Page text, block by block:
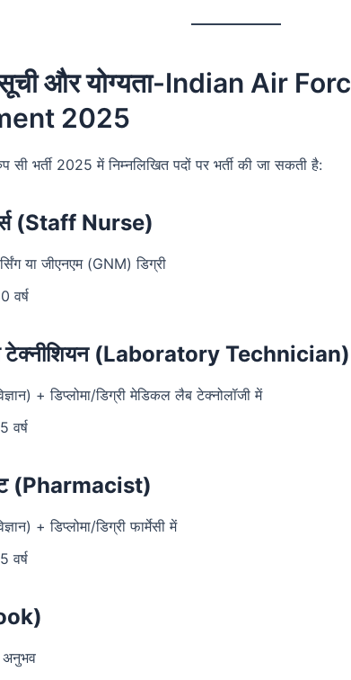
और योग्यता-Indian Air
2025
सी भर्ती 2025 में निम्नलिखित पदों पर भर्ती की जा सकती है:
(Staff Nurse)
या जीएनएम (GNM) डिग्री
वर्ष
टेक्नीशियन (Laboratory Technician)
+ डिप्लोमा/डिग्री मेडिकल लैब टेक्नोलॉजी में
वर्ष
(Pharmacist)
+ डिप्लोमा/डिग्री फार्मेसी में
वर्ष
अनुभव